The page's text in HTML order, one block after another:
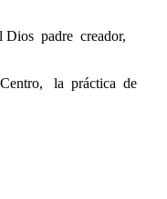
padre creador,
la práctica de